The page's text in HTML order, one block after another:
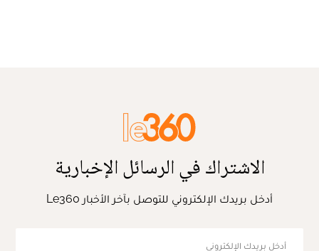
الاشتراك في الرسائل الإخبارية
أدخل بريدك الإلكتروني للتوصل بآخر الأخبار Le360